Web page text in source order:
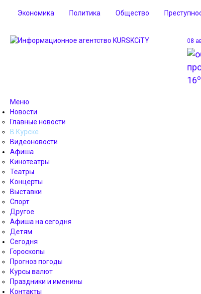
Экономика Политика Общество
08
16o
Меню
Новости
Главные новости
В Курске
Видеоновости
Афиша
Кинотеатры
Театры
Концерты
Выставки
Спорт
Другое
Афиша на сегодня
Детям
Сегодня
Гороскопы
Прогноз погоды
Курсы валют
Праздники и именины
Контакты